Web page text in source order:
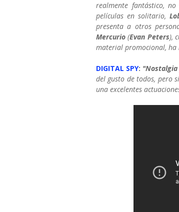
realmente fantástico,
películas en solitario,
presenta a otros
Mercurio (Evan Peters),
material promocional,
DIGITAL SPY:
del gusto de todos, pero
una excelentes